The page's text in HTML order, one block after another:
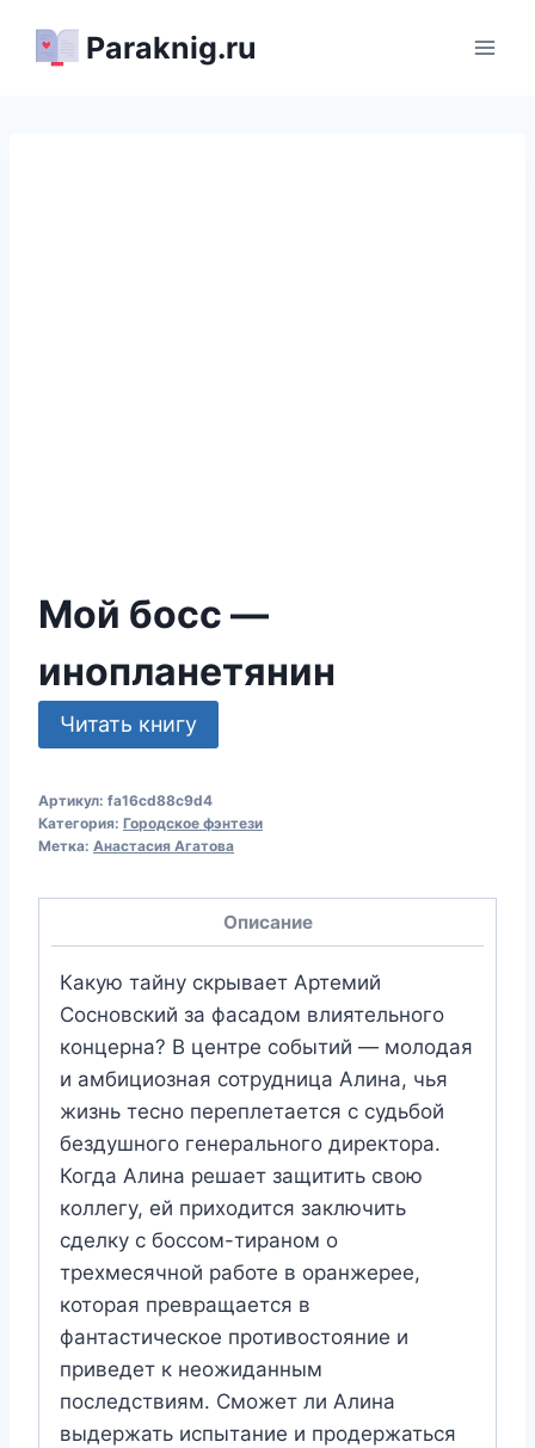
Paraknig.ru
Мой босс —
инопланетянин
Читать книгу
Артикул: fa16cd88c9d4
Категория: Городское фэнтези
Метка: Анастасия Агатова
Описание
Какую тайну скрывает Артемий
Сосновский за фасадом влиятельного
концерна? В центре событий — молодая
и амбициозная сотрудница Алина, чья
жизнь тесно переплетается с судьбой
бездушного генерального директора.
Когда Алина решает защитить свою
коллегу, ей приходится заключить
сделку с боссом-тираном о
трехмесячной работе в оранжерее,
которая превращается в
фантастическое противостояние и
приведет к неожиданным
последствиям. Сможет ли Алина
выдержать испытание и продержаться